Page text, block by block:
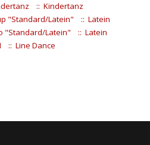
:: Kindertanz
"Standard/Latein"
:: Latein
"Standard/Latein"
:: Latein
:: Line Dance